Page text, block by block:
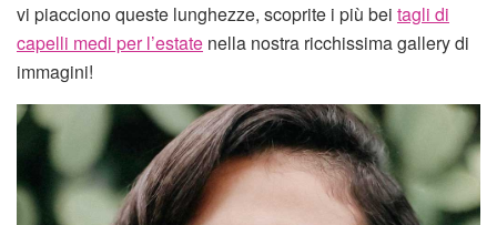
vi piacciono queste lunghezze, scoprite i più bei tagli di
capelli medi per l’estate nella nostra ricchissima gallery di
immagini!